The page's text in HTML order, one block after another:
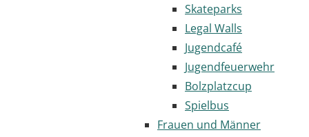
Skateparks
Legal Walls
Jugendcafé
Jugendfeuerwehr
Bolzplatzcup
Spielbus
Frauen und Männer